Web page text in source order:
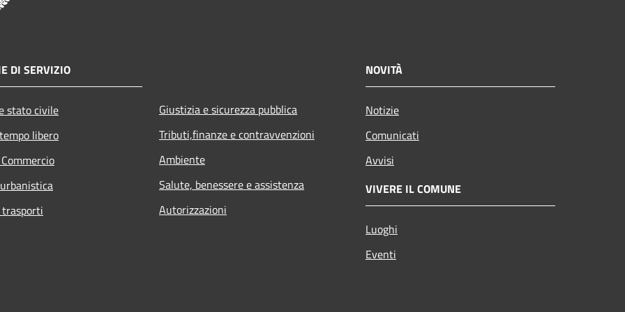
DI SERVIZIO
stato civile
libero
Giustizia e sicurezza pubblica
Tributi,finanze e contravvenzioni
Ambiente
Salute, benessere e assistenza
Autorizzazioni
NOVITÀ
Notizie
Comunicati
Avvisi
VIVERE IL COMUNE
Luoghi
Eventi